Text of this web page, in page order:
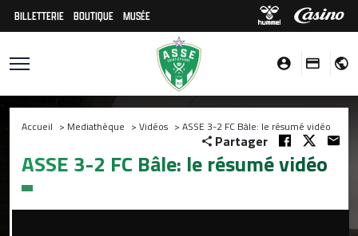
BILLETTERIE BOUTIQUE MUSÉE
Accueil > Mediathèque > Vidéos > ASSE 3-2 FC Bâle: le résumé vidéo
Partager
ASSE 3-2 FC Bâle: le résumé vidéo